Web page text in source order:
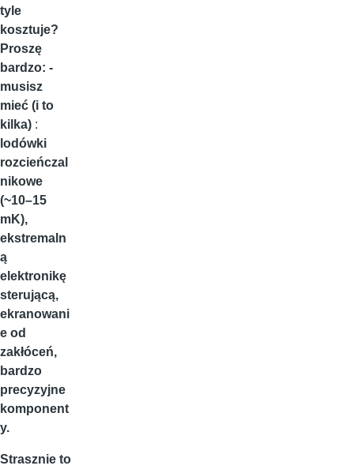
tyle
kosztuje?
Proszę
bardzo: -
musisz
mieć (i to
kilka) :
lodówki
rozcieńczal
nikowe
(~10–15
mK),
ekstremaln
ą
elektronikę
sterującą,
ekranowani
e od
zakłóceń,
bardzo
precyzyjne
komponent
y.
Strasznie to